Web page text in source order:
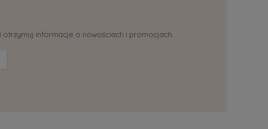
otrzymuj informacje o nowościach i promocjach.